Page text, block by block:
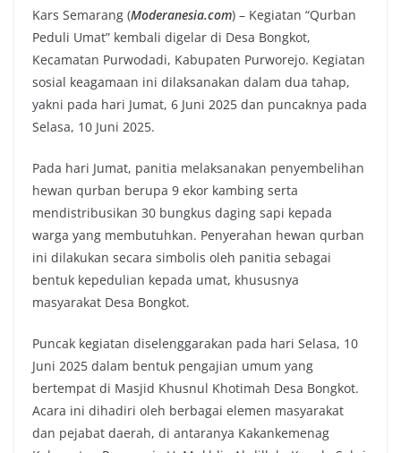
Kars Semarang (Moderanesia.com) – Kegiatan “Qurban
Peduli Umat” kembali digelar di Desa Bongkot,
Kecamatan Purwodadi, Kabupaten Purworejo. Kegiatan
sosial keagamaan ini dilaksanakan dalam dua tahap,
yakni pada hari Jumat, 6 Juni 2025 dan puncaknya pada
Selasa, 10 Juni 2025.
Pada hari Jumat, panitia melaksanakan penyembelihan
hewan qurban berupa 9 ekor kambing serta
mendistribusikan 30 bungkus daging sapi kepada
warga yang membutuhkan. Penyerahan hewan qurban
ini dilakukan secara simbolis oleh panitia sebagai
bentuk kepedulian kepada umat, khususnya
masyarakat Desa Bongkot.
Puncak kegiatan diselenggarakan pada hari Selasa, 10
Juni 2025 dalam bentuk pengajian umum yang
bertempat di Masjid Khusnul Khotimah Desa Bongkot.
Acara ini dihadiri oleh berbagai elemen masyarakat
dan pejabat daerah, di antaranya Kakankemenag